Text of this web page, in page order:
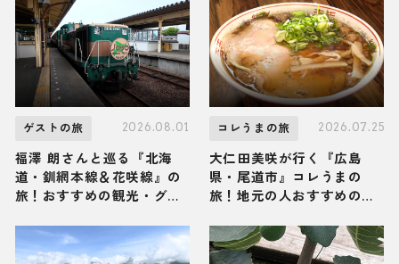
ゲストの旅 2026.08.01
福澤 朗さんと巡る『北海
道・釧網本線＆花咲線』の
旅！おすすめの観光・グル
放送
コレうまの旅 2026.07.25
大仁田美咲が行く『広島
県・尾道市』コレうまの
旅！地元の人おすすめのご
7月25日放送